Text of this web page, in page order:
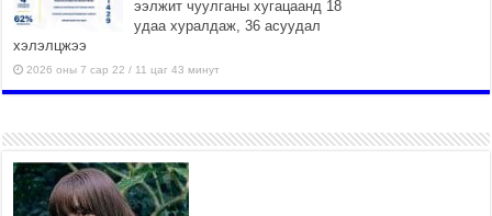
ээлжит чуулганы хугацаанд 18
удаа хуралдаж, 36 асуудал
хэлэлцжээ
2026 оны 7 сар 22 / 11 цаг 43 минут
боломжтой-Хүүхэд хөгжүүлэх
төв” байгуулах төсөлд төр,
хувийн хэвшлийн түншлэлийн хүрээнд хамтран
ажиллахыг урьж байна